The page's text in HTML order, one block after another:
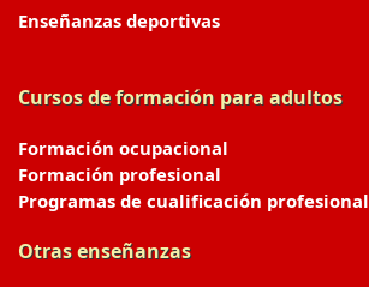
Enseñanzas deportivas
Cursos de formación para adultos
Formación ocupacional
Formación profesional
Programas de cualificación profesional
Otras enseñanzas